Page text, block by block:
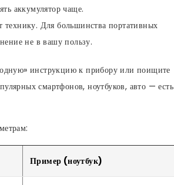
аккумулятор чаще.
технику. Для большинства портативных
не в вашу пользу.
инструкцию к прибору или поищите
смартфонов, ноутбуков, авто — есть
Пример (ноутбук)